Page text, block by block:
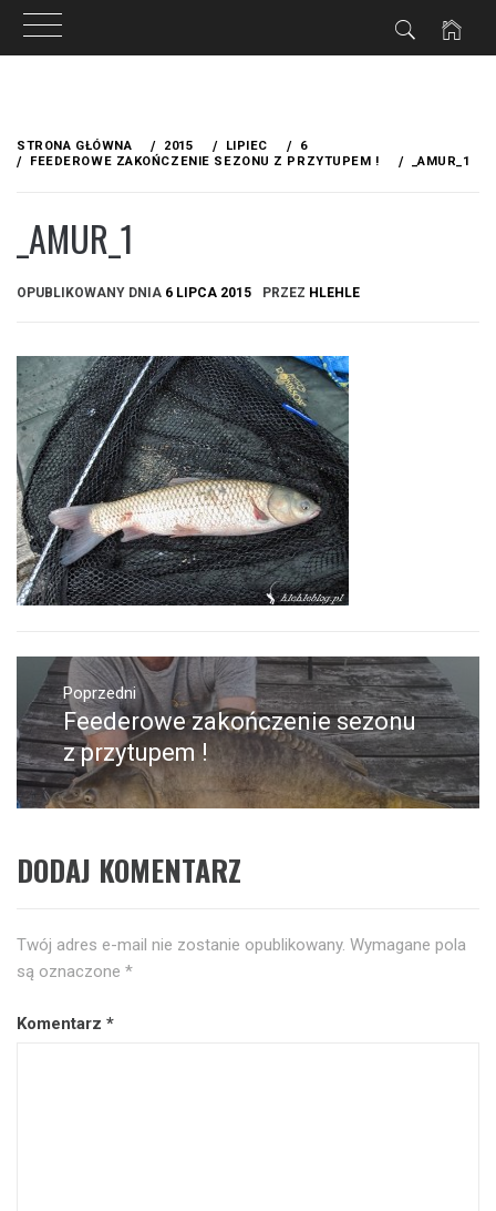
treści
STRONA GŁÓWNA 2015 LIPIEC
6
FEEDEROWE ZAKOŃCZENIE SEZONU Z PRZYTUPEM !
_AMUR_1
_AMUR_1
OPUBLIKOWANY DNIA 6 LIPCA 2015 PRZEZ HLEHLE
Nawigacja
wpisuPoprzedni
Poprzedni
wpis:
Feederowe zakończenie sezonu
z przytupem !
DODAJ KOMENTARZ
Twój adres e-mail nie zostanie opublikowany. Wymagane pola
są oznaczone *
Komentarz *